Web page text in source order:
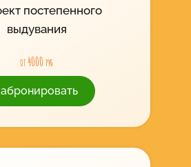
постепенного
выдувания
от 4000 руб